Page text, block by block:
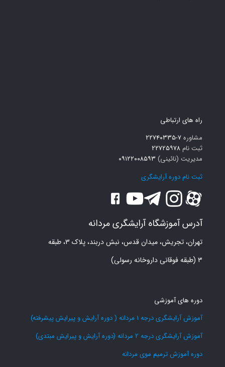
راه های ارتباطی
مشاوره۷-۲۲۷۴۰۳۳۵
ثبت نام ۲۲۷۲۵۹۷۸
مدیریت (نائینی) ۰۹۱۲۲۰۰۸۵۹۳
ثبت نام دوره آرایشگری
آدرس آموزشگاه آرایشگری مردانه
تهران، تجریش، میدان قدس، نبش دربند، پلاک ۳، طبقه
۳ (طبقه فوقانی داروخانه رسولی)
دوره های آموزشی
آموزش آرایشگری درجه 1 مردانه ( دوره آرایش و پیرایش پیشرفته)
آموزش آرایشگری درجه 2 مردانه (دوره آرایش و پیرایش مبتدی)
دوره آموزش ترمیم موی مردانه